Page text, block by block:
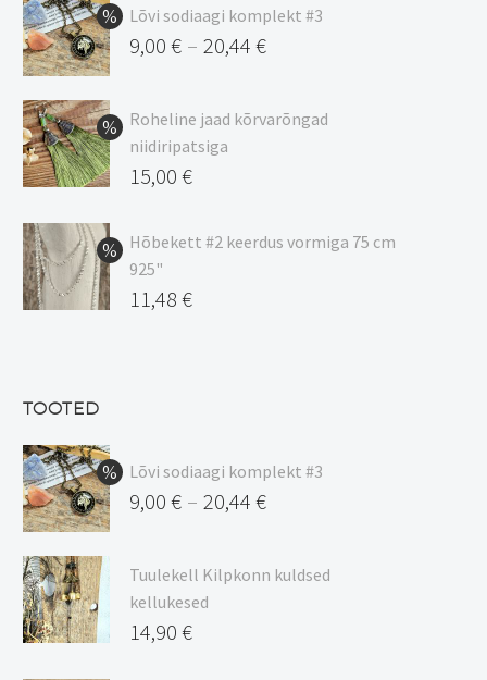
Lõvi sodiaagi komplekt #3
9,00 € – 20,44 €
9,00 €
kuni
20,44 €
Roheline jaad kõrvarõngad
niidiripatsiga
Algne
oli:
17,00 €.
15,00 €
hind
on:
15,00 €.
Hõbekett #2 keerdus vormiga 75 cm
925"
Algne
11,48 €
TOOTED
Lõvi sodiaagi komplekt #3
9,00 € – 20,44 €
9,00 €
kuni
20,44 €
Tuulekell Kilpkonn kuldsed
kellukesed
14,90 €